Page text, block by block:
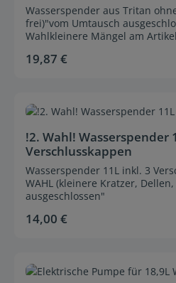
Wasserspender aus Tritan
frei)"vom Umtausch
Wahlkleinere Mängel am
Regulärer Preis:
19,87 €
Durchschnittliche Bewertung
!2. Wahl! Wasserspender
Verschlusskappen
Wasserspender 11L inkl. 3
WAHL (kleinere Kratzer,
ausgeschlossen"
Regulärer Preis:
14,00 €
Durchschnittliche Bewertung